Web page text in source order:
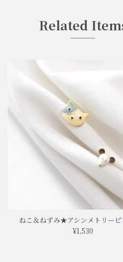
Related
ねこ＆ねずみ★アシンメトリー
¥1,530